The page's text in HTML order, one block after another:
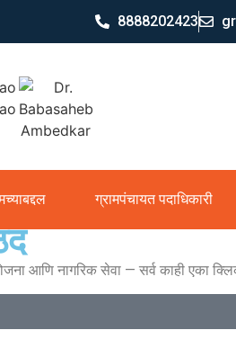
8888202423
ग्रामपंचायत पदाधिकारी
आणि नागरिक सेवा — सर्व काही एका